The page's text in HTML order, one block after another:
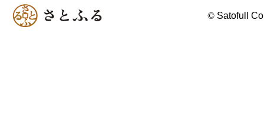
© Satofull